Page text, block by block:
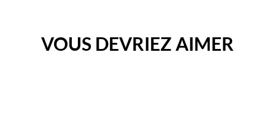
VOUS DEVRIEZ AIMER